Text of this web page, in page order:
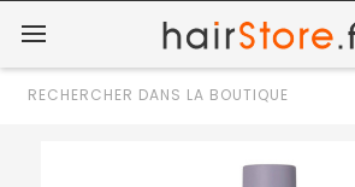
Rechercher